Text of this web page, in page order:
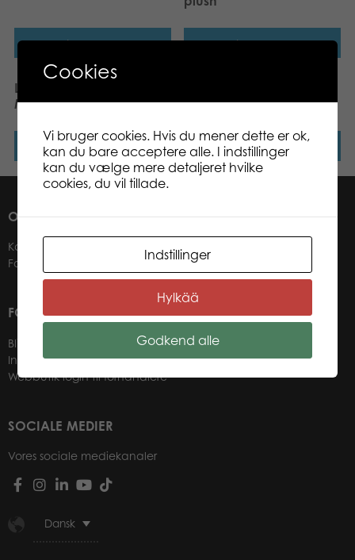
Læs mere Læs mere
Lumo Stars Velvet Cat
Minka plush
Læs mere
Neela plush
Læs mere
OM OS
Kontakter
Forhandlere
FOR VORES FORHANDLERE
Bliv forhandler
Information til forhandlere
Webbutik login til forhandlere
SOCIALE MEDIER
Vores sociale mediekanaler
Dansk
Cookies
Vi bruger cookies. Hvis du mener dette er ok,
kan du bare acceptere alle. I indstillinger
kan du vælge mere detaljeret hvilke
cookies, du vil tillade.
Indstillinger
Hylkää
Godkend alle